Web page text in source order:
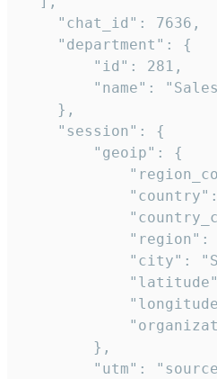
    "chat_id": 7636,
    "department": {
        "id": 281,
"name":
    },
    "session": {
        "geoip": {
"region":
"city":
        },
"utm":